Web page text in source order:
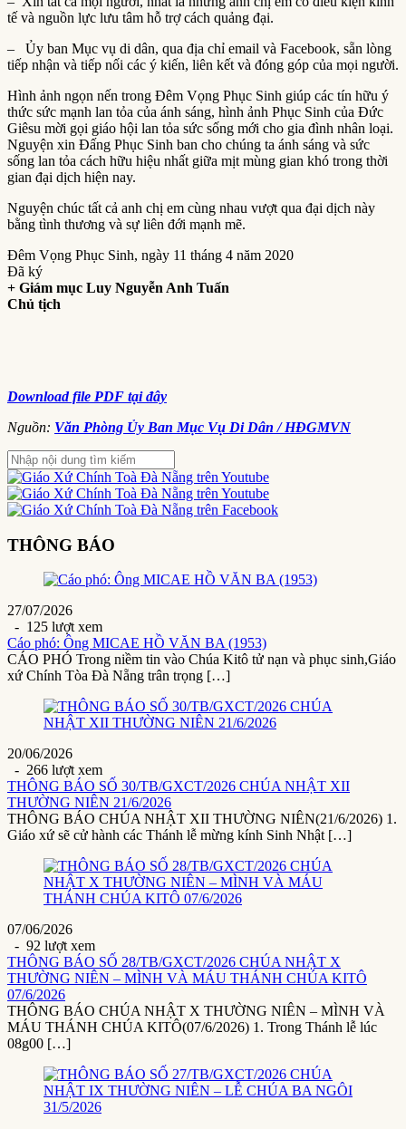
tế và nguồn lực lưu tâm hỗ trợ cách quảng đại.
– Ủy ban Mục vụ di dân, qua địa chỉ email và Facebook, sẵn lòng
tiếp nhận và tiếp nối các ý kiến, liên kết và đóng góp của mọi người.
Hình ảnh ngọn nến trong Đêm Vọng Phục Sinh giúp các tín hữu ý
thức sức mạnh lan tỏa của ánh sáng, hình ảnh Phục Sinh của Đức
Giêsu mời gọi giáo hội lan tỏa sức sống mới cho gia đình nhân loại.
Nguyện xin Đấng Phục Sinh ban cho chúng ta ánh sáng và sức
sống lan tỏa cách hữu hiệu nhất giữa mịt mùng gian khó trong thời
gian đại dịch hiện nay.
Nguyện chúc tất cả anh chị em cùng nhau vượt qua đại dịch này
bằng tình thương và sự liên đới mạnh mẽ.
Đêm Vọng Phục Sinh, ngày 11 tháng 4 năm 2020
Đã ký
+ Giám mục Luy Nguyễn Anh Tuấn
Chủ tịch
Download file PDF tại đây
Nguồn: Văn Phòng Ủy Ban Mục Vụ Di Dân / HĐGMVN
THÔNG BÁO
27/07/2026
- 125 lượt xem
Cáo phó: Ông MICAE HỒ VĂN BA (1953)
CÁO PHÓ Trong niềm tin vào Chúa Kitô tử nạn và phục sinh,Giáo
xứ Chính Tòa Đà Nẵng trân trọng […]
20/06/2026
- 266 lượt xem
THÔNG BÁO SỐ 30/TB/GXCT/2026 CHÚA NHẬT XII
THƯỜNG NIÊN 21/6/2026
THÔNG BÁO CHÚA NHẬT XII THƯỜNG NIÊN(21/6/2026) 1.
Giáo xứ sẽ cử hành các Thánh lễ mừng kính Sinh Nhật […]
07/06/2026
- 92 lượt xem
THÔNG BÁO SỐ 28/TB/GXCT/2026 CHÚA NHẬT X
THƯỜNG NIÊN – MÌNH VÀ MÁU THÁNH CHÚA KITÔ
07/6/2026
THÔNG BÁO CHÚA NHẬT X THƯỜNG NIÊN – MÌNH VÀ
MÁU THÁNH CHÚA KITÔ(07/6/2026) 1. Trong Thánh lễ lúc
08g00 […]